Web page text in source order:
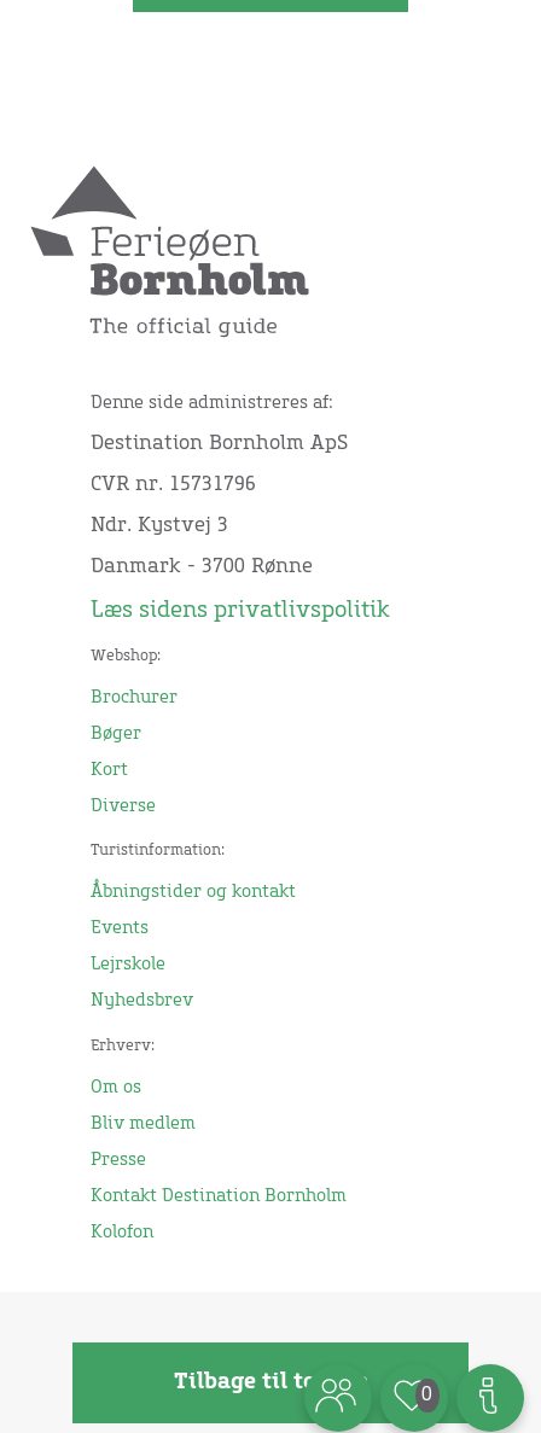
Denne side administreres af:
Destination Bornholm ApS
CVR nr. 15731796
Ndr. Kystvej 3
Danmark - 3700 Rønne
Læs sidens privatlivspolitik
Webshop:
Brochurer
Bøger
Kort
Diverse
Turistinformation:
Åbningstider og kontakt
Events
Lejrskole
Nyhedsbrev
Erhverv:
Om os
Bliv medlem
Presse
Kontakt Destination Bornholm
Kolofon
Tilbage til toppen
0